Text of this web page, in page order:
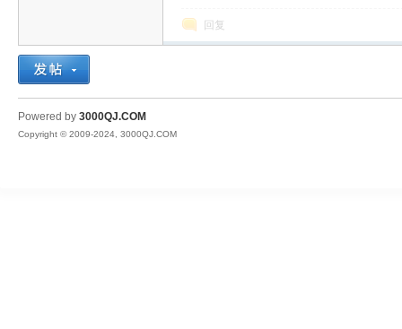
QJ
回复
Powered by 3000QJ.COM
Copyright © 2009-2024, 3000QJ.COM